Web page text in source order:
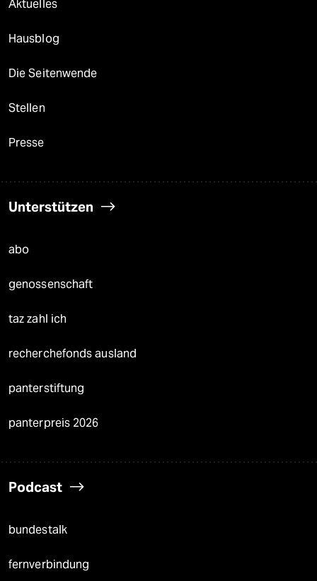
Aktuelles
Hausblog
Die Seitenwende
Stellen
Presse
Unterstützen
abo
genossenschaft
taz zahl ich
recherchefonds ausland
panterstiftung
panterpreis 2026
Podcast
bundestalk
fernverbindung